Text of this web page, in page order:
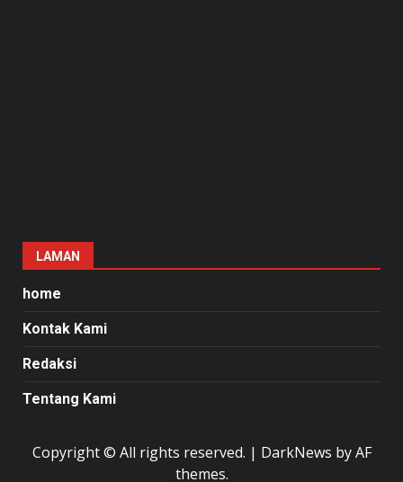
LAMAN
home
Kontak Kami
Redaksi
Tentang Kami
Copyright © All rights reserved. | DarkNews by AF
themes.